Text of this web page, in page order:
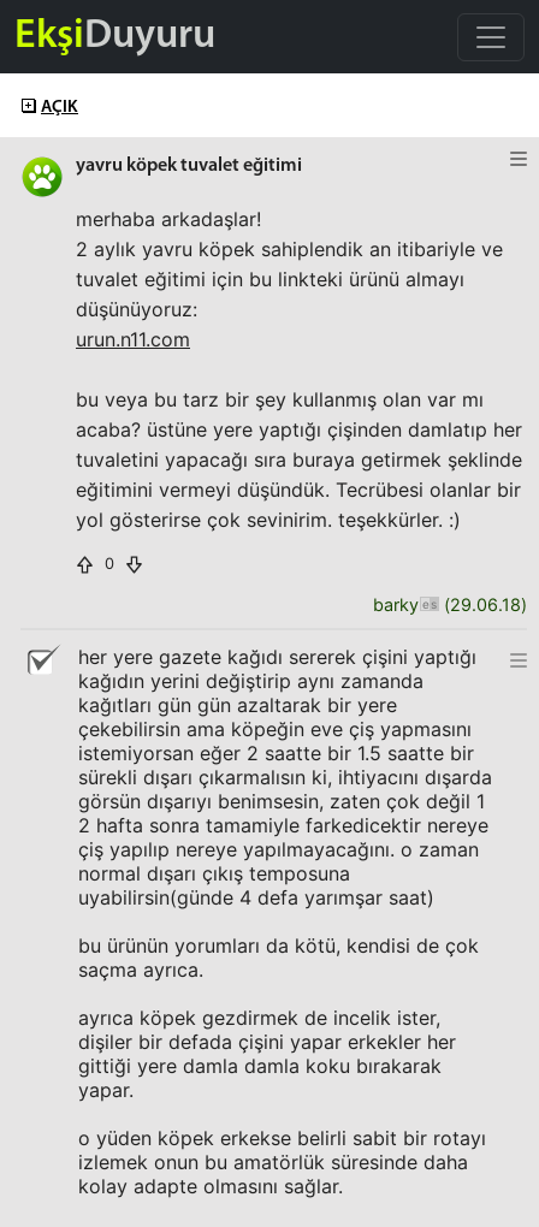
EkşiDuyuru
AÇIK
yavru köpek tuvalet eğitimi
merhaba arkadaşlar!
2 aylık yavru köpek sahiplendik an itibariyle ve
tuvalet eğitimi için bu linkteki ürünü almayı
düşünüyoruz:
urun.n11.com
bu veya bu tarz bir şey kullanmış olan var mı
acaba? üstüne yere yaptığı çişinden damlatıp her
tuvaletini yapacağı sıra buraya getirmek şeklinde
eğitimini vermeyi düşündük. Tecrübesi olanlar bir
yol gösterirse çok sevinirim. teşekkürler. :)
0
barky (29.06.18)
her yere gazete kağıdı sererek çişini yaptığı
kağıdın yerini değiştirip aynı zamanda
kağıtları gün gün azaltarak bir yere
çekebilirsin ama köpeğin eve çiş yapmasını
istemiyorsan eğer 2 saatte bir 1.5 saatte bir
sürekli dışarı çıkarmalısın ki, ihtiyacını dışarda
görsün dışarıyı benimsesin, zaten çok değil 1
2 hafta sonra tamamiyle farkedicektir nereye
çiş yapılıp nereye yapılmayacağını. o zaman
normal dışarı çıkış temposuna
uyabilirsin(günde 4 defa yarımşar saat)
bu ürünün yorumları da kötü, kendisi de çok
saçma ayrıca.
ayrıca köpek gezdirmek de incelik ister,
dişiler bir defada çişini yapar erkekler her
gittiği yere damla damla koku bırakarak
yapar.
o yüden köpek erkekse belirli sabit bir rotayı
izlemek onun bu amatörlük süresinde daha
kolay adapte olmasını sağlar.